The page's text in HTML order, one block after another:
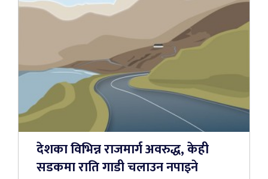
देशका विभिन्न राजमार्ग अवरुद्ध, केही
सडकमा राति गाडी चलाउन नपाइने